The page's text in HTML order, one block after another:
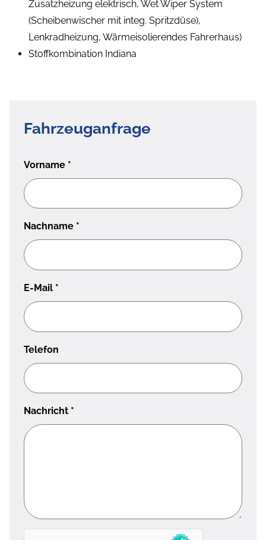
Zusatzheizung elektrisch, Wet Wiper System
(Scheibenwischer mit integ. Spritzdüse),
Lenkradheizung, Wärmeisolierendes Fahrerhaus)
Stoffkombination Indiana
Fahrzeuganfrage
Vorname *
Nachname *
E-Mail *
Telefon
Nachricht *